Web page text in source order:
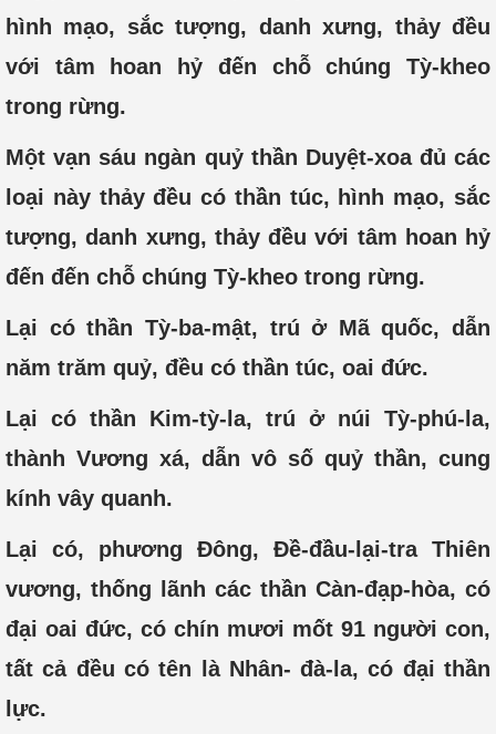
hình mạo, sắc tượng, danh xưng, thảy đều
với tâm hoan hỷ đến chỗ chúng Tỳ-kheo
trong rừng.
Một vạn sáu ngàn quỷ thần Duyệt-xoa đủ các
loại này thảy đều có thần túc, hình mạo, sắc
tượng, danh xưng, thảy đều với tâm hoan hỷ
đến đến chỗ chúng Tỳ-kheo trong rừng.
Lại có thần Tỳ-ba-mật, trú ở Mã quốc, dẫn
năm trăm quỷ, đều có thần túc, oai đức.
Lại có thần Kim-tỳ-la, trú ở núi Tỳ-phú-la,
thành Vương xá, dẫn vô số quỷ thần, cung
kính vây quanh.
Lại có, phương Đông, Đề-đầu-lại-tra Thiên
vương, thống lãnh các thần Càn-đạp-hòa, có
đại oai đức, có chín mươi mốt 91 người con,
tất cả đều có tên là Nhân- đà-la, có đại thần
lực.